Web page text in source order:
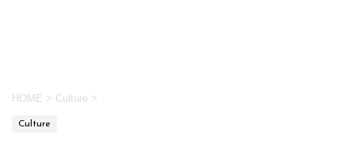
HOME > Culture >
Culture